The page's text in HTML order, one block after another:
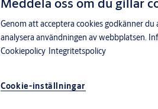
Genom att acceptera cookies godkänner
analysera användningen av webbplatsen.
Cookiepolicy Integritetspolicy
Cookie-inställningar